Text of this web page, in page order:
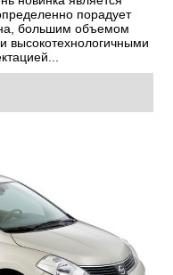
порадует
большим объемом
высокотехнологичными